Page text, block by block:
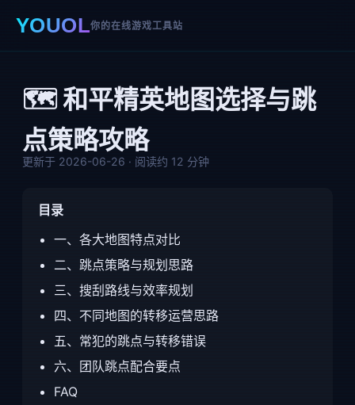
YOUOL你的在线游戏工具站
🗺️ 和平精英地图选择与跳
点策略攻略
更新于 2026-06-26 · 阅读约 12 分钟
目录
一、各大地图特点对比
二、跳点策略与规划思路
三、搜刮路线与效率规划
四、不同地图的转移运营思路
五、常犯的跳点与转移错误
六、团队跳点配合要点
FAQ